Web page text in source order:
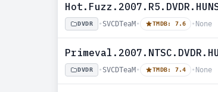
DVDR • SVCDTeaM • TMDB: 7.6 • None
DVDR • SVCDTeaM • TMDB: 7.4 • None